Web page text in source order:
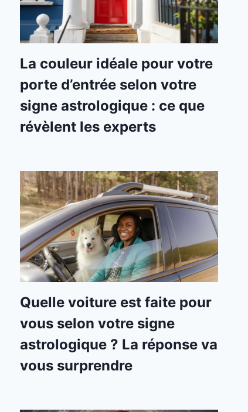
La couleur idéale pour votre
porte d’entrée selon votre
signe astrologique : ce que
révèlent les experts
Quelle voiture est faite pour
vous selon votre signe
astrologique ? La réponse va
vous surprendre